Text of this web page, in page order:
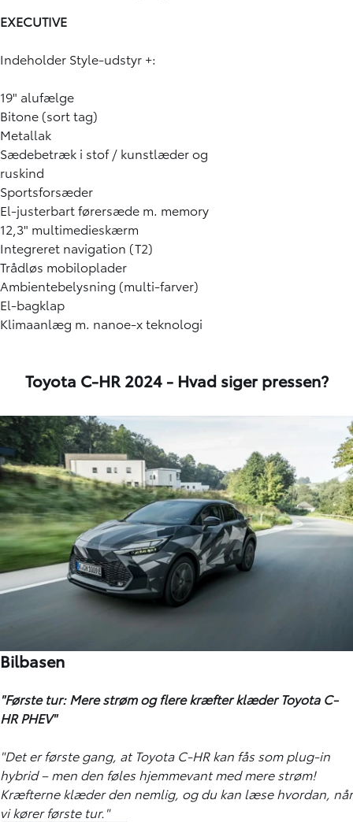
EXECUTIVE
Indeholder Style-udstyr +:
19" alufælge
Bitone (sort tag)
Metallak
Sædebetræk i stof / kunstlæder og
ruskind
Sportsforsæder
El-justerbart førersæde m. memory
12,3" multimedieskærm
Integreret navigation (T2)
Trådløs mobiloplader
Ambientebelysning (multi-farver)
El-bagklap
Klimaanlæg m. nanoe-x teknologi
Toyota C-HR 2024 - Hvad siger pressen?
Bilbasen
"Første tur: Mere strøm og flere kræfter klæder Toyota C-
HR PHEV"
"Det er første gang, at Toyota C-HR kan fås som plug-in
hybrid – men den føles hjemmevant med mere strøm!
Kræfterne klæder den nemlig, og du kan læse hvordan, når
vi kører første tur."